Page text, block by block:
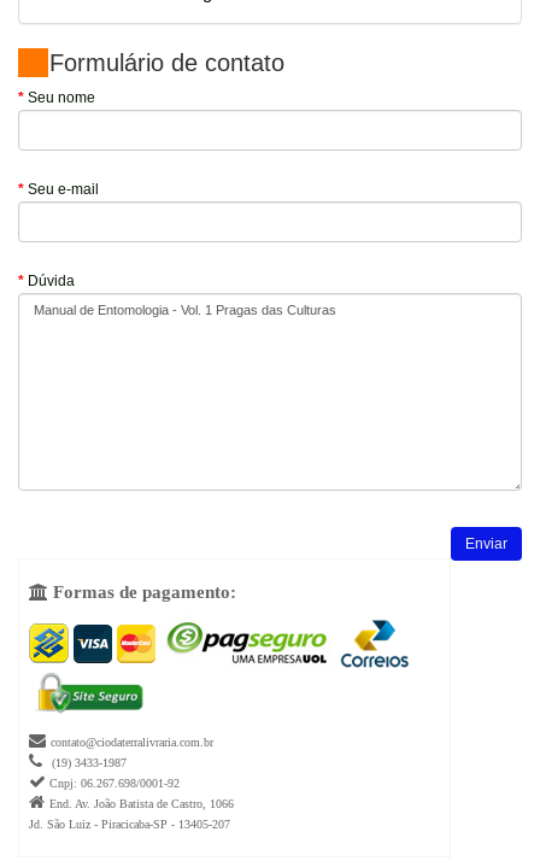
Formulário de contato
Seu nome
Seu e-mail
Dúvida
 Formas de pagamento:
 contato@ciodaterralivraria.com.br
 (19) 3433-1987
 Cnpj: 06.267.698/0001-92
 End. Av. João Batista de Castro, 1066
Jd. São Luiz - Piracicaba-SP - 13405-207